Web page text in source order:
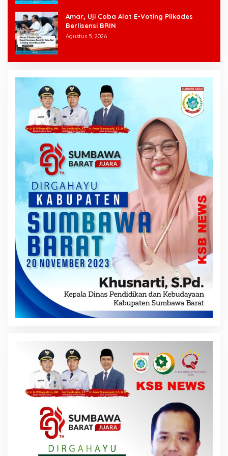
Amar, Uji Coba Alat E-Voting Pilkades
Berlisensi BRIN
Agustus 5, 2026